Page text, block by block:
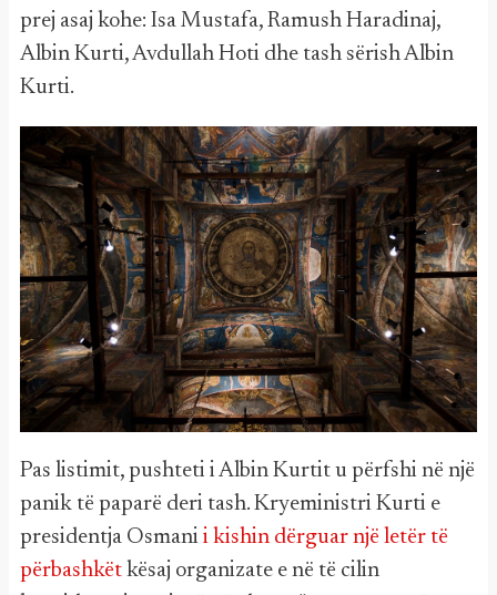
prej asaj kohe: Isa Mustafa, Ramush Haradinaj,
Albin Kurti, Avdullah Hoti dhe tash sërish Albin
Kurti.
Pas listimit, pushteti i Albin Kurtit u përfshi në një
panik të paparë deri tash. Kryeministri Kurti e
presidentja Osmani i kishin dërguar një letër të
përbashkët kësaj organizate e në të cilin